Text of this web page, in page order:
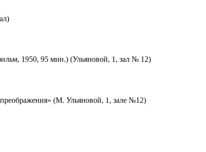
1950, 95 мин.) (Ульяновой, 1, зал № 12)
(М. Ульяновой, 1, зале №12)